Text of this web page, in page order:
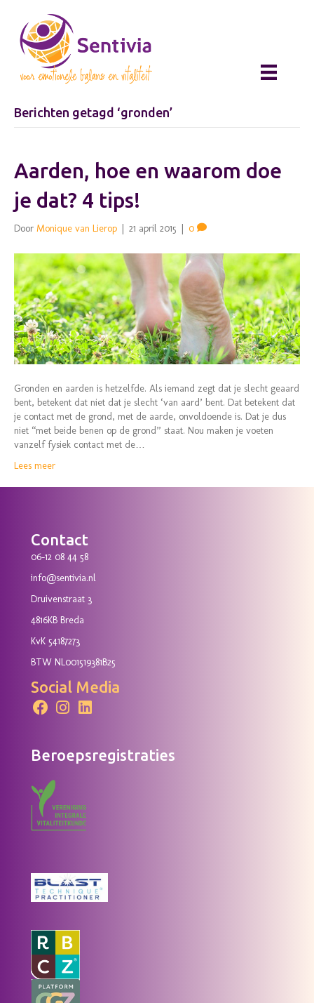
Berichten getagd ‘gronden’
Aarden, hoe en waarom doe
je dat? 4 tips!
Door Monique van Lierop 21 april 2015 0
Gronden en aarden is hetzelfde. Als iemand zegt dat je slecht geaard
bent, betekent dat niet dat je slecht ‘van aard’ bent. Dat betekent dat
je contact met de grond, met de aarde, onvoldoende is. Dat je dus
niet “met beide benen op de grond” staat. Nou maken je voeten
vanzelf fysiek contact met de…
Lees meer
Contact
06-12 08 44 58
info@sentivia.nl
Druivenstraat 3
4816KB Breda
KvK 54187273
BTW NL001519381B25
Social Media
Beroepsregistraties